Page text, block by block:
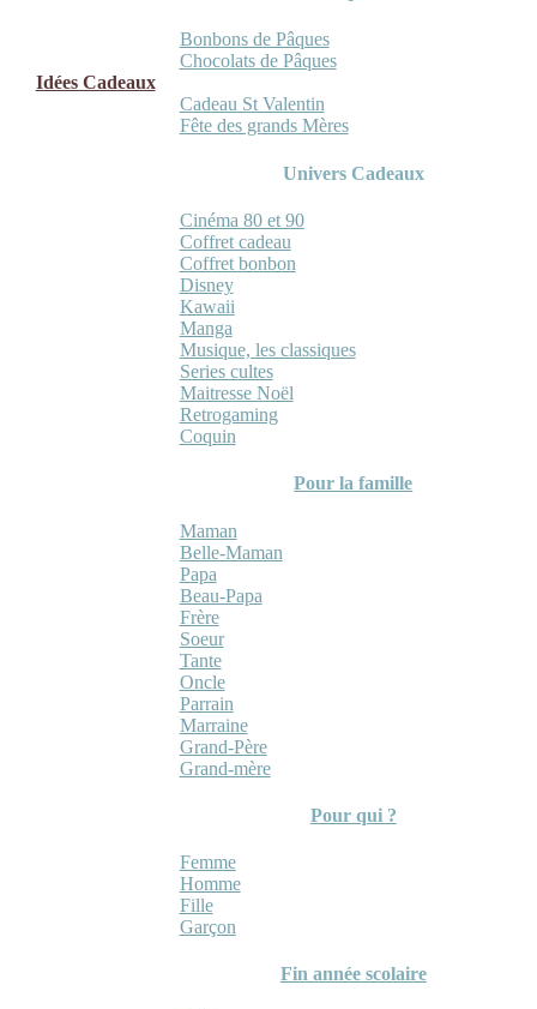
Bonbons de Pâques
Chocolats de Pâques
Idées Cadeaux
Cadeau St Valentin
Fête des grands Mères
Univers Cadeaux
Cinéma 80 et 90
Coffret cadeau
Coffret bonbon
Disney
Kawaii
Manga
Musique, les classiques
Series cultes
Maitresse Noël
Retrogaming
Coquin
Pour la famille
Maman
Belle-Maman
Papa
Beau-Papa
Frère
Soeur
Tante
Oncle
Parrain
Marraine
Grand-Père
Grand-mère
Pour qui ?
Femme
Homme
Fille
Garçon
Fin année scolaire